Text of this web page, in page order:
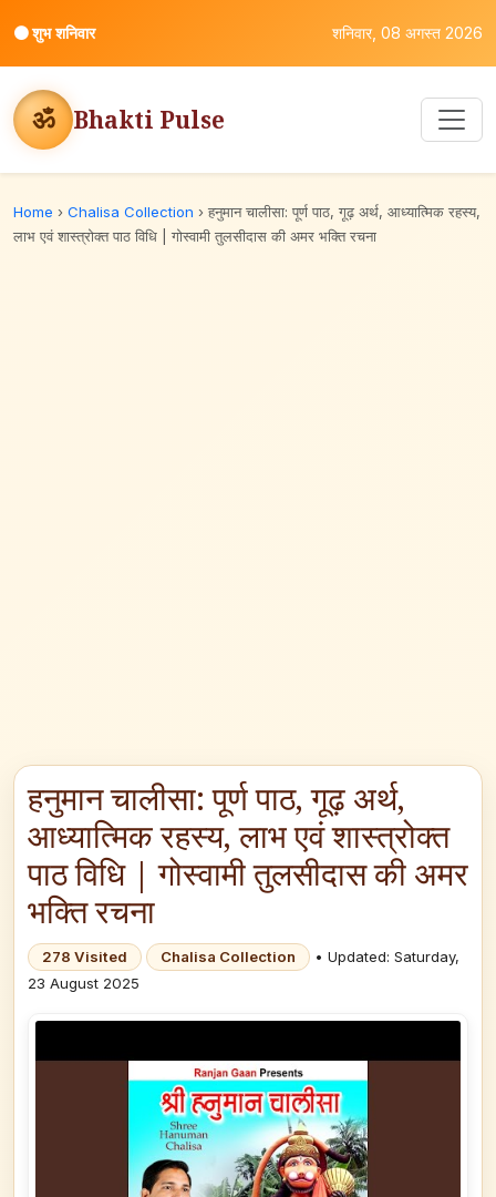
⚫शुभ शनिवार शनिवार, 08 अगस्त 2026
ॐ Bhakti Pulse
Home › Chalisa Collection › हनुमान चालीसा: पूर्ण पाठ, गूढ़ अर्थ, आध्यात्मिक रहस्य,
लाभ एवं शास्त्रोक्त पाठ विधि | गोस्वामी तुलसीदास की अमर भक्ति रचना
हनुमान चालीसा: पूर्ण पाठ, गूढ़ अर्थ,
आध्यात्मिक रहस्य, लाभ एवं शास्त्रोक्त
पाठ विधि | गोस्वामी तुलसीदास की अमर
भक्ति रचना
278 Visited Chalisa Collection
• Updated: Saturday,
23 August 2025